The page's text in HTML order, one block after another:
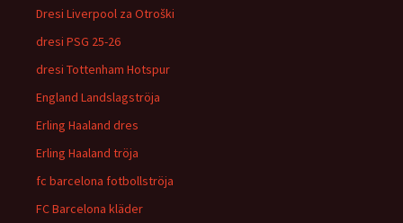
Dresi Liverpool za Otroški
dresi PSG 25-26
dresi Tottenham Hotspur
England Landslagströja
Erling Haaland dres
Erling Haaland tröja
fc barcelona fotbollströja
FC Barcelona kläder